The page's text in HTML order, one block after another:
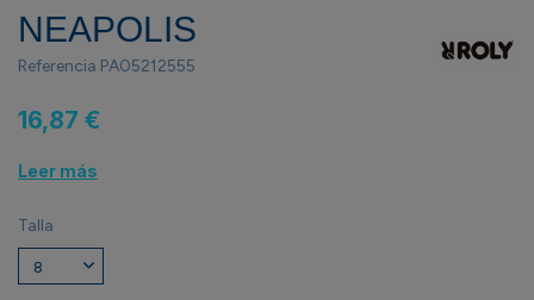
NEAPOLIS
Referencia PA05212555
16,87 €
Leer más
Talla